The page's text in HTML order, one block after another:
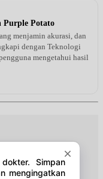
Potato
menjamin akurasi, dan
dengan Teknologi
mengetahui hasil